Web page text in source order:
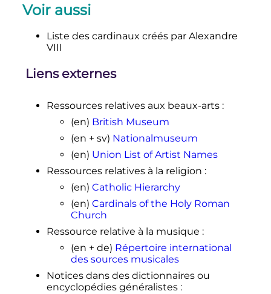
Voir aussi
Liste des cardinaux créés par Alexandre
VIII
Liens externes
Ressources relatives aux beaux-arts:
(en) British Museum
(en + sv) Nationalmuseum
(en) Union List of Artist Names
Ressources relatives à la religion :
(en) Catholic Hierarchy
(en) Cardinals of the Holy Roman
Church
Ressource relative à la musique :
(en + de) Répertoire international
des sources musicales
Notices dans des dictionnaires ou
encyclopédies généralistes: